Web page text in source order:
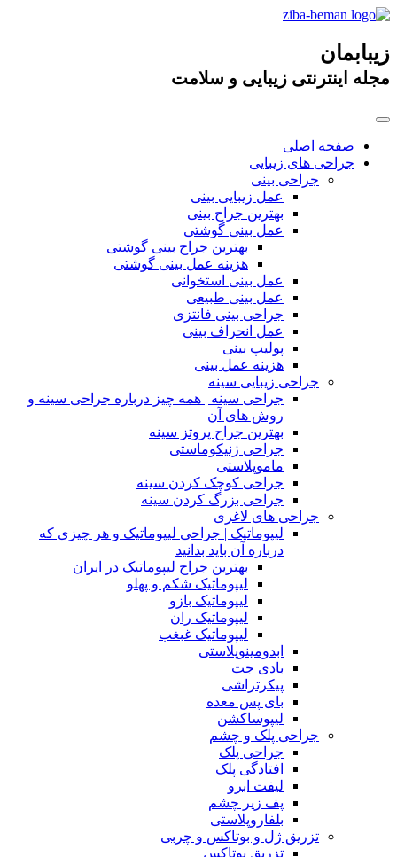
زیبابمان
مجله اینترنتی زیبایی و سلامت
صفحه اصلی
جراحی های زیبایی
جراحی بینی
عمل زیبایی بینی
بهترین جراح بینی
عمل بینی گوشتی
بهترین جراح بینی گوشتی
هزینه عمل بینی گوشتی
عمل بینی استخوانی
عمل بینی طبیعی
جراحی بینی فانتزی
عمل انحراف بینی
پولیپ بینی
هزینه عمل بینی
جراحی زیبایی سینه
جراحی سینه | همه چیز درباره جراحی سینه و
روش های آن
بهترین جراح پروتز سینه
جراحی ژنیکوماستی
ماموپلاستی
جراحی کوچک کردن سینه
جراحی بزرگ کردن سینه
جراحی های لاغری
لیپوماتیک | جراحی لیپوماتیک و هر چیزی که
درباره آن باید بدانید
بهترین جراح لیپوماتیک در ایران
لیپوماتیک شکم و پهلو
لیپوماتیک بازو
لیپوماتیک ران
لیپوماتیک غبغب
ابدومینوپلاستی
بادی‌ جت
پیکرتراشی
بای پس معده
لیپوساکشن
جراحی پلک و چشم
جراحی پلک
افتادگی پلک
لیفت ابرو
پف زیر چشم
بلفاروپلاستی
تزریق ژل و بوتاکس و چربی
تزریق بوتاکس